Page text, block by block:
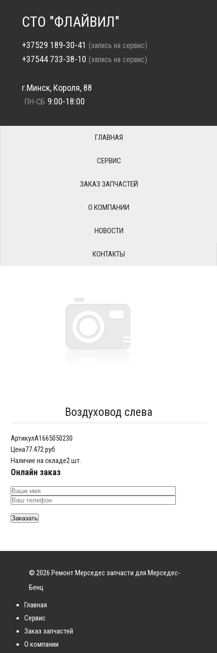
СТО "ФЛАЙВИЛ"
+37529 189-30-41 (запись на сервис)
+37544 733-38-10 (запись на сервис)
г.Минск, Короля, 88
ПН-СБ 9:00-18:00
ГЛАВНАЯ
СЕРВИС
ЗАКАЗ ЗАПЧАСТЕЙ
О КОМПАНИИ
НОВОСТИ
КОНТАКТЫ
Воздуховод слева
АртикулA1665050230
Цена77.472 руб.
Наличие на складе2 шт.
Онлайн заказ
© 2026 Ремонт Мерседес запчасти для Мерседес-
Бенц
Главная
Сервис
Заказ запчастей
О компании